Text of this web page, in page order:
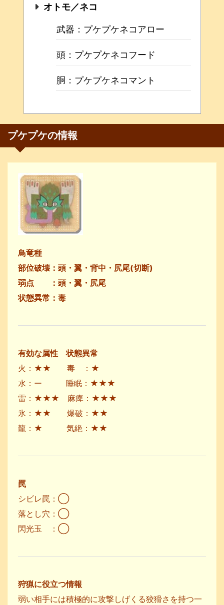
オトモ／ネコ
武器：プケプケネコアロー
頭：プケプケネコフード
胴：プケプケネコマント
プケプケの情報
鳥竜種
部位破壊：頭・翼・背中・尻尾(切断)
弱点 ：頭・翼・尻尾
状態異常：毒
有効な属性 状態異常
火：★★ 毒 ：★
水：ー 睡眠：★★★
雷：★★★ 麻痺：★★★
氷：★★ 爆破：★★
龍：★ 気絶：★★
罠
シビレ罠：◯
落とし穴：◯
閃光玉 ：◯
狩猟に役立つ情報
弱い相手には積極的に攻撃しげくる狡猾さを持つ一